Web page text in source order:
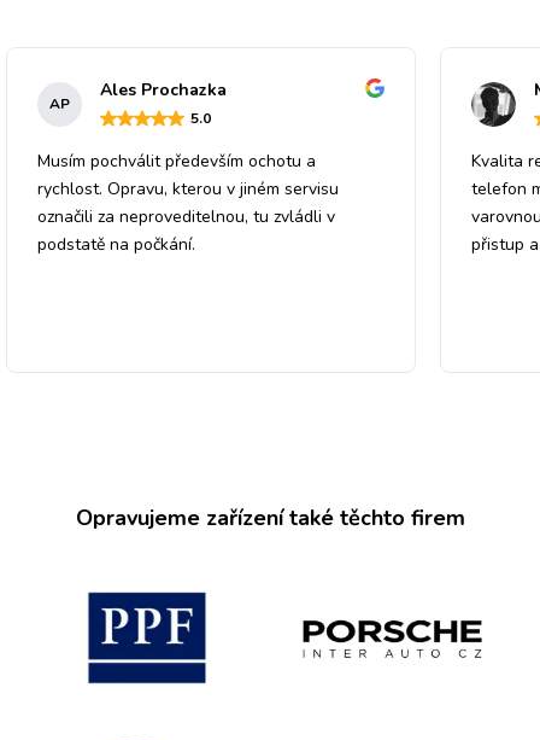
AP
Ales Prochazka
5.0
Musím pochválit především ochotu a
rychlost. Opravu, kterou v jiném servisu
označili za neproveditelnou, tu zvládli v
podstatě na počkání.
Kvalita
telefon
přistup
Opravujeme zařízení také těchto firem